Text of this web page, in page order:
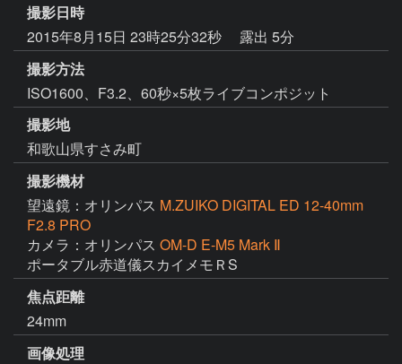
撮影日時
2015年8月15日 23時25分32秒
露出 5分
撮影方法
ISO1600、F3.2、60秒×5枚ライブコンポジット
撮影地
和歌山県すさみ町
撮影機材
望遠鏡：オリンパス M.ZUIKO DIGITAL ED 12-40mm
F2.8 PRO
カメラ：オリンパス OM-D E-M5 Mark Ⅱ
ポータブル赤道儀スカイメモＲS
焦点距離
24mm
画像処理